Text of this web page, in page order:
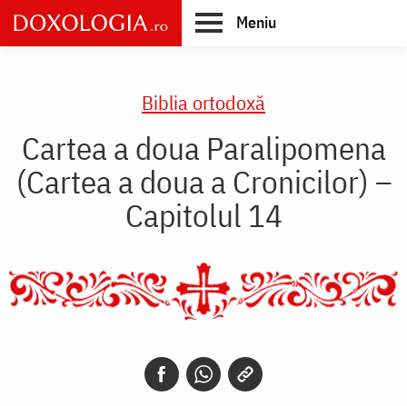
Skip
to
main
Meniu
Biblia ortodoxă
Cartea a doua Paralipomena
(Cartea a doua a Cronicilor) –
Capitolul 14